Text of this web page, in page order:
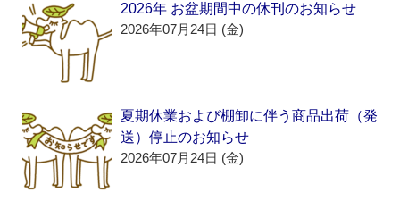
2026年 お盆期間中の休刊のお知らせ
2026年07月24日 (金)
夏期休業および棚卸に伴う商品出荷（発
送）停止のお知らせ
2026年07月24日 (金)